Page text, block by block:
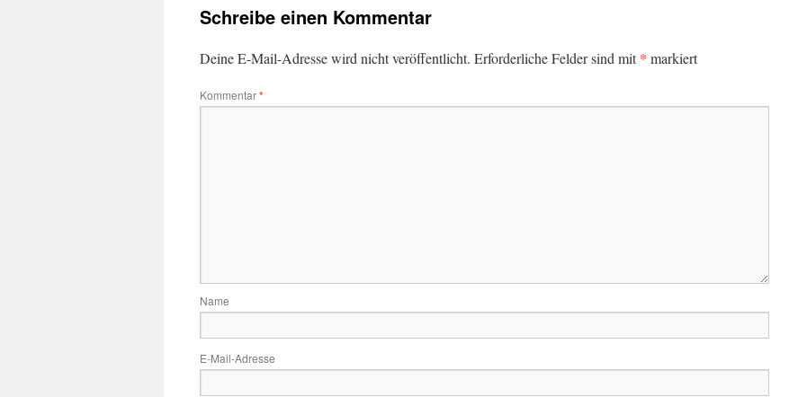
Schreibe einen Kommentar
Deine E-Mail-Adresse wird nicht veröffentlicht. Erforderliche Felder sind mit* markiert
Kommentar*
Name
E-Mail-Adresse